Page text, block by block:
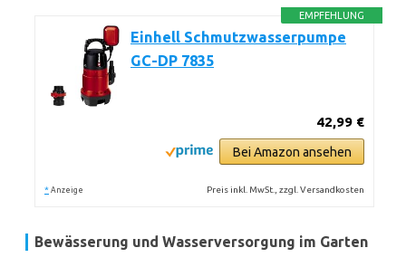
EMPFEHLUNG
Einhell Schmutzwasserpumpe
GC-DP 7835
42,99 €
Bei Amazon ansehen
* Anzeige Preis inkl. MwSt., zzgl. Versandkosten
Bewässerung und Wasserversorgung im Garten